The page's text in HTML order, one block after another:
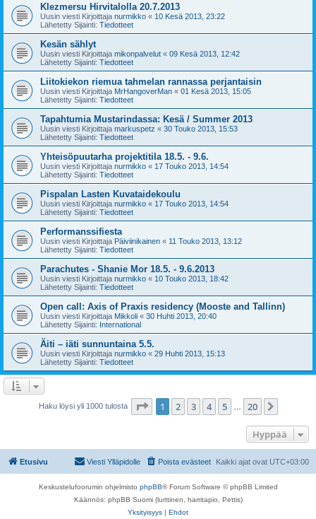
Klezmersu Hirvitalolla 20.7.2013
Uusin viesti Kirjoittaja nurmikko « 10 Kesä 2013, 23:22
Lähetetty Sijainti: Tiedotteet
Kesän sählyt
Uusin viesti Kirjoittaja mikonpalvelut « 09 Kesä 2013, 12:42
Lähetetty Sijainti: Tiedotteet
Liitokiekon riemua tahmelan rannassa perjantaisin
Uusin viesti Kirjoittaja MrHangoverMan « 01 Kesä 2013, 15:05
Lähetetty Sijainti: Tiedotteet
Tapahtumia Mustarindassa: Kesä / Summer 2013
Uusin viesti Kirjoittaja markuspetz « 30 Touko 2013, 15:53
Lähetetty Sijainti: Tiedotteet
Yhteisöpuutarha projektitila 18.5. - 9.6.
Uusin viesti Kirjoittaja nurmikko « 17 Touko 2013, 14:54
Lähetetty Sijainti: Tiedotteet
Pispalan Lasten Kuvataidekoulu
Uusin viesti Kirjoittaja nurmikko « 17 Touko 2013, 14:54
Lähetetty Sijainti: Tiedotteet
Performanssifiesta
Uusin viesti Kirjoittaja Päiviinikainen « 11 Touko 2013, 13:12
Lähetetty Sijainti: Tiedotteet
Parachutes - Shanie Mor 18.5. - 9.6.2013
Uusin viesti Kirjoittaja nurmikko « 10 Touko 2013, 18:42
Lähetetty Sijainti: Tiedotteet
Open call: Axis of Praxis residency (Mooste and Tallinn)
Uusin viesti Kirjoittaja Mikkoli « 30 Huhti 2013, 20:40
Lähetetty Sijainti: International
Äiti – iäti sunnuntaina 5.5.
Uusin viesti Kirjoittaja nurmikko « 29 Huhti 2013, 15:13
Lähetetty Sijainti: Tiedotteet
Haku löysi yli 1000 tulosta Sivu /20
1 2 3 4 5 20
Hyppää
Etusivu Kaikki ajat ovat UTC+03:00
Poista evästeet
Viesti Ylläpidolle
Keskustelufoorumin ohjelmisto phpBB® Forum Software © phpBB Limited
Käännös: phpBB Suomi (lurttinen, harritapio, Pettis)
Yksityisyys | Ehdot